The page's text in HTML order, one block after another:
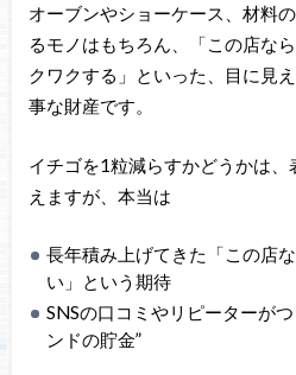
オーブンやショーケース、材料
るモノはもちろん、「この店な
クワクする」といった、目に見
事な財産です。
イチゴを1粒減らすかどうかは
えますが、本当は
長年積み上げてきた「この店
い」という期待
SNSの口コミやリピーターが
ンドの貯金”